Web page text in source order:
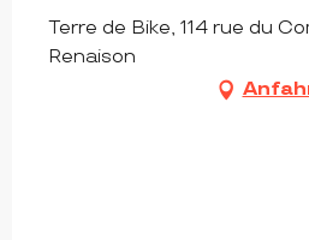
Terre de Bike, 114 rue du
Renaison